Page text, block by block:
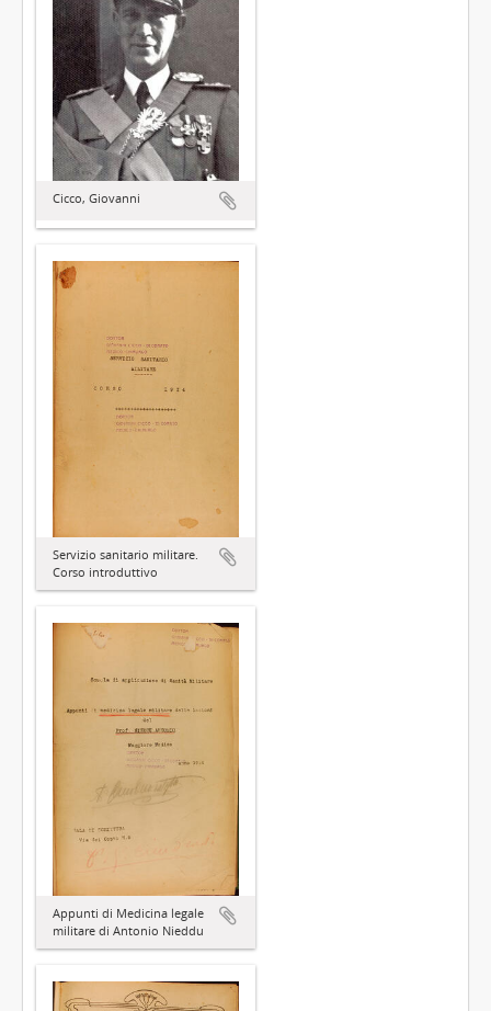
Cicco, Giovanni
Servizio sanitario militare.
Corso introduttivo
Appunti di Medicina legale
militare di Antonio Nieddu